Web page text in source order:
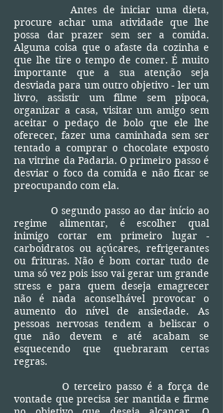
Antes de iniciar uma dieta,
procure achar uma atividade que lhe
possa dar prazer sem ser a comida.
Alguma coisa que o afaste da cozinha e
que lhe tire o tempo de comer. É muito
importante que a sua atenção seja
desviada para um outro objetivo - ler um
livro, assistir um filme sem pipoca,
organizar a casa, visitar um amigo sem
aceitar o pedaço de bolo que ele lhe
oferecer, fazer uma caminhada sem ser
tentado a comprar o chocolate exposto
na vitrine da Padaria. O primeiro passo é
desviar o foco da comida e não ficar se
preocupando com ela.
O segundo passo ao dar início ao
regime alimentar, é escolher qual
inimigo cortar em primeiro lugar -
carboidratos ou açúcares, refrigerantes
ou frituras. Não é bom cortar tudo de
uma só vez pois isso vai gerar um grande
stress e para quem deseja emagrecer
não é nada aconselhável provocar o
aumento do nível de ansiedade. As
pessoas nervosas tendem a beliscar o
que não devem e até acabam se
esquecendo que quebraram certas
regras.
O terceiro passo é a força de
vontade que precisa ser mantida e firme